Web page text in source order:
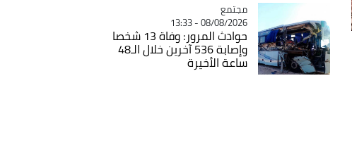
Catégorie
مجتمع
08/08/2026 - 13:33
حوادث المرور: وفاة 13 شخصا
وإصابة 536 آخرين خلال الـ48
ساعة الأخيرة